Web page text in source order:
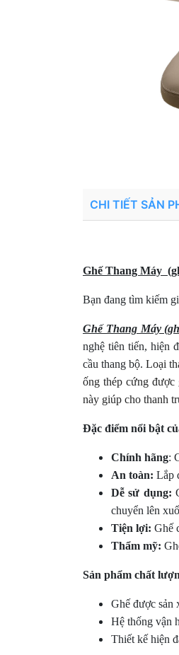
CHI TIẾT SẢN
GhếThang Máy
Bạn đang tìm kiếm
Ghế Thang Máy
nghệ tiên tiến, hiện
cầu thang bộ. Loại
ống thép cứng được
này giúp cho thanh
Đặc điểm nổi bật
Chính hãng:
An toàn: Lắp
Dễ sử dụng:
chuyển lên
Tiện lợi: Ghế
Thẩm mỹ:
Sản phẩm chất
Ghế được sản
Hệ thống vận
Thiết kế hiện